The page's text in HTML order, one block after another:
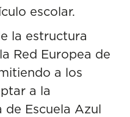
escolar.
la estructura
Red Europea de
a los
a la
Escuela Azul